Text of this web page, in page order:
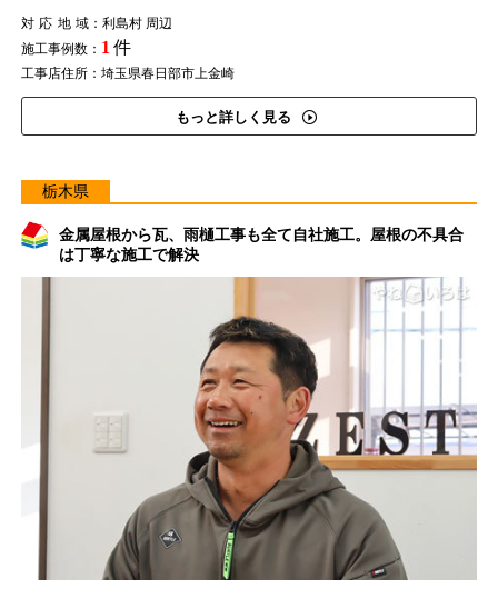
対応地域：利島村 周辺
施工事例数： 1 件
工事店住所：埼玉県春日部市上金崎
もっと詳しく見る
栃木県
金属屋根から瓦、雨樋工事も全て自社施工。屋根の不具合
は丁寧な施工で解決